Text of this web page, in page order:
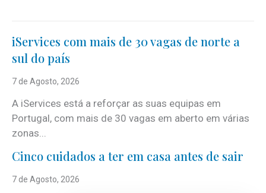
iServices com mais de 30 vagas de norte a
sul do país
7 de Agosto, 2026
A iServices está a reforçar as suas equipas em
Portugal, com mais de 30 vagas em aberto em várias
zonas...
Cinco cuidados a ter em casa antes de sair
7 de Agosto, 2026